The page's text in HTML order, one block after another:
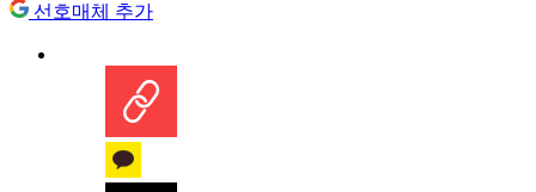
선호매체 추가